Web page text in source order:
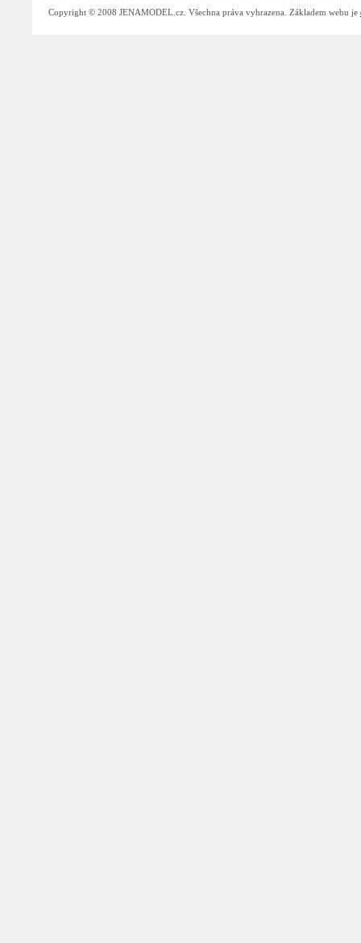
Copyright © 2008 JENAMODEL.cz. Všechna práva vyhrazena. Základem webu je